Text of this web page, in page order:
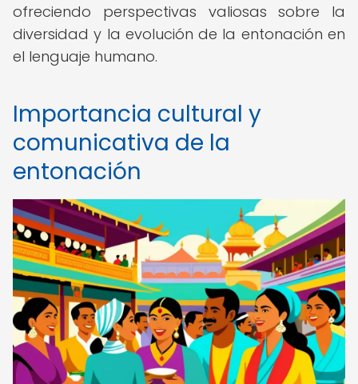
ofreciendo perspectivas valiosas sobre la
diversidad y la evolución de la entonación en
el lenguaje humano.
Importancia cultural y
comunicativa de la
entonación